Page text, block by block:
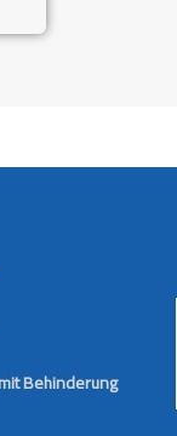
Behinderung